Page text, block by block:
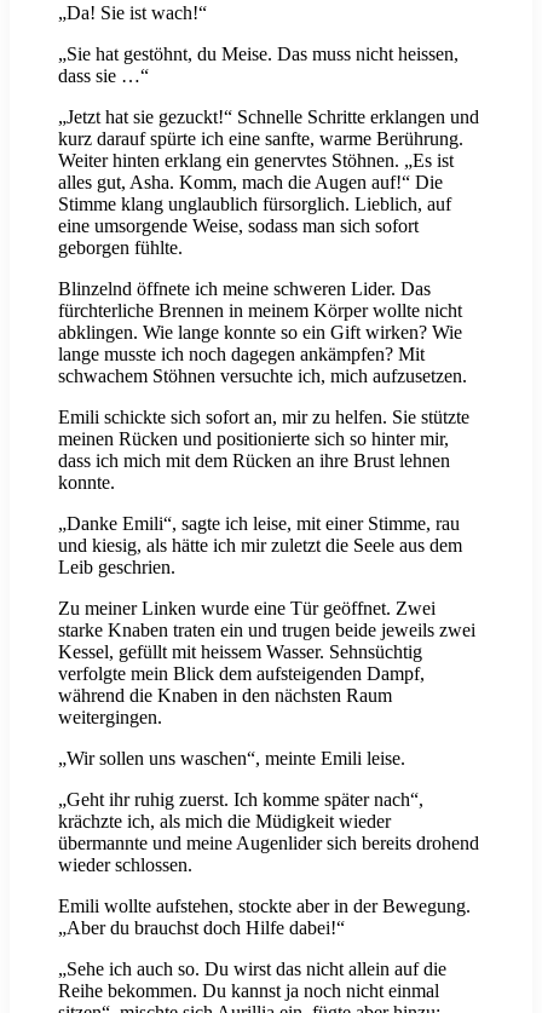
„Da! Sie ist wach!“
„Sie hat gestöhnt, du Meise. Das muss nicht heissen,
dass sie …“
„Jetzt hat sie gezuckt!“ Schnelle Schritte erklangen und
kurz darauf spürte ich eine sanfte, warme Berührung.
Weiter hinten erklang ein genervtes Stöhnen. „Es ist
alles gut, Asha. Komm, mach die Augen auf!“ Die
Stimme klang unglaublich fürsorglich. Lieblich, auf
eine umsorgende Weise, sodass man sich sofort
geborgen fühlte.
Blinzelnd öffnete ich meine schweren Lider. Das
fürchterliche Brennen in meinem Körper wollte nicht
abklingen. Wie lange konnte so ein Gift wirken? Wie
lange musste ich noch dagegen ankämpfen? Mit
schwachem Stöhnen versuchte ich, mich aufzusetzen.
Emili schickte sich sofort an, mir zu helfen. Sie stützte
meinen Rücken und positionierte sich so hinter mir,
dass ich mich mit dem Rücken an ihre Brust lehnen
konnte.
„Danke Emili“, sagte ich leise, mit einer Stimme, rau
und kiesig, als hätte ich mir zuletzt die Seele aus dem
Leib geschrien.
Zu meiner Linken wurde eine Tür geöffnet. Zwei
starke Knaben traten ein und trugen beide jeweils zwei
Kessel, gefüllt mit heissem Wasser. Sehnsüchtig
verfolgte mein Blick dem aufsteigenden Dampf,
während die Knaben in den nächsten Raum
weitergingen.
„Wir sollen uns waschen“, meinte Emili leise.
„Geht ihr ruhig zuerst. Ich komme später nach“,
krächzte ich, als mich die Müdigkeit wieder
übermannte und meine Augenlider sich bereits drohend
wieder schlossen.
Emili wollte aufstehen, stockte aber in der Bewegung.
„Aber du brauchst doch Hilfe dabei!“
„Sehe ich auch so. Du wirst das nicht allein auf die
Reihe bekommen. Du kannst ja noch nicht einmal